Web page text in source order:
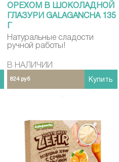
ОРЕХОМ В ШОКОЛАДНОЙ
ГЛАЗУРИ GALAGANCHA 135
Натуральные сладости
ручной работы!
В НАЛИЧИИ
824 руб Купить